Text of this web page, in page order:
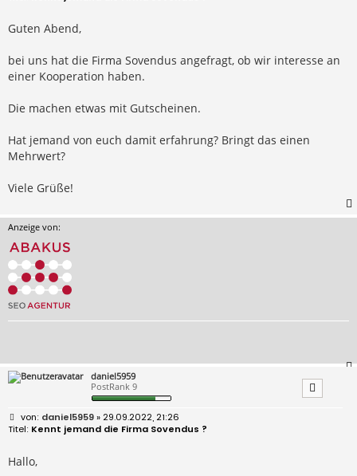
i
r
a
Guten Abend,
bei uns hat die Firma Sovendus angefragt, ob wir interesse an
einer Kooperation haben.
Die machen etwas mit Gutscheinen.
Hat jemand von euch damit erfahrung? Bringt das einen
Mehrwert?
Viele Grüße!
Anzeige von:
daniel5959
PostRank 9
B
e
r
a
daniel5959» 29.09.2022, 21:26
Kennt jemand die Firma Sovendus ?
Hallo,